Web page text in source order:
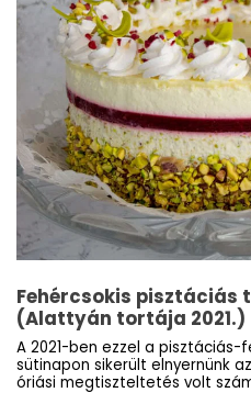
Fehércsokis pisztáciás
(Alattyán tortája 2021.)
A 2021-ben ezzel a
sütinapon sikerült elnyernünk
óriási megtiszteltetés volt